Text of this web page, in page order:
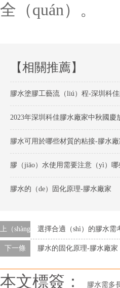
全（quán）。
【相關推薦】
膠水塗膠工藝流（liú）程-深圳科佳
2023年深圳科佳膠水廠家中秋國慶
膠水可用於哪些材質的粘接-膠水廠
膠（jiāo）水使用需要注意（yì）
膠水的（de）固化原理-膠水廠家
上（shàng）一（yī）條選擇合適（shì）的膠水
下一條 膠水的固化原理-膠水廠家
本文標簽： 膠水需多